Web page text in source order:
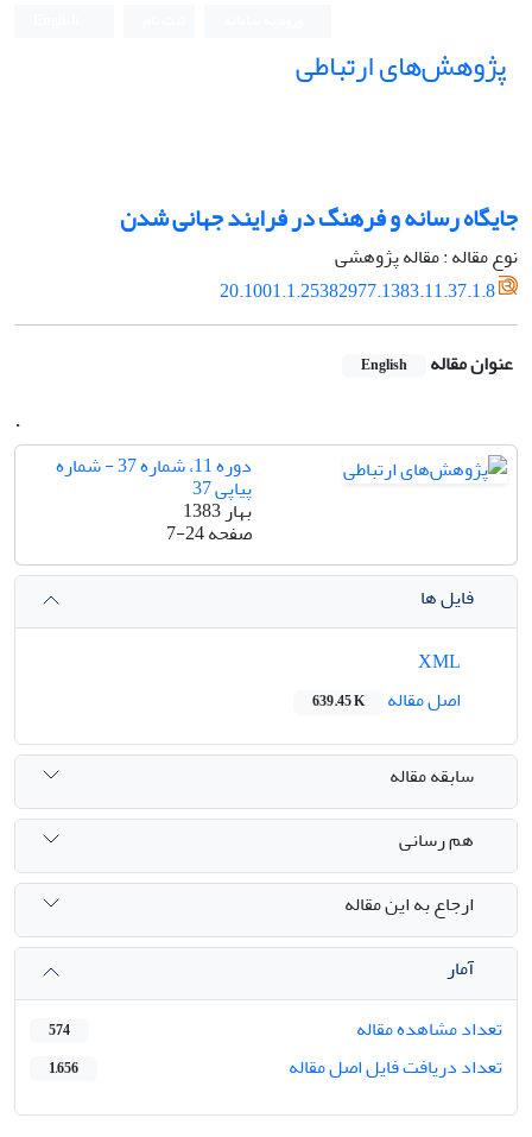
پژوهش‌های ارتباطی
جایگاه رسانه و فرهنگ در فرایند جهانی شدن
نوع مقاله : مقاله پژوهشی
20.1001.1.25382977.1383.11.37.1.8
عنوان مقاله English
.
دوره 11، شماره 37 - شماره
پیاپی 37
بهار 1383
صفحه7-24
فایل ها
اصل مقاله
639.45 K
سابقه مقاله
هم رسانی
ارجاع به این مقاله
آمار
تعداد مشاهده مقاله
574
تعداد دریافت فایل اصل مقاله 1,656